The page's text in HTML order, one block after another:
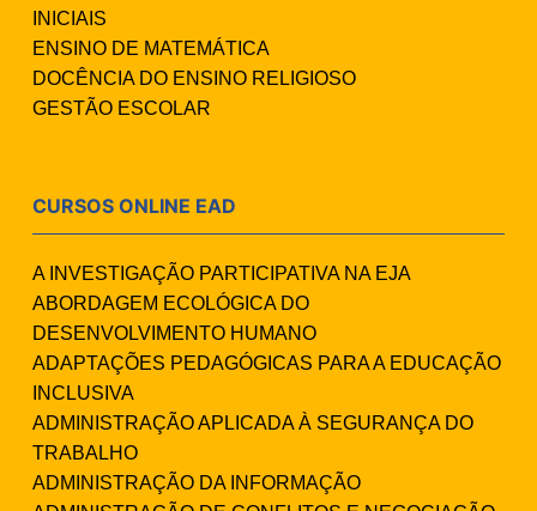
INICIAIS
ENSINO DE MATEMÁTICA
DOCÊNCIA DO ENSINO RELIGIOSO
GESTÃO ESCOLAR
CURSOS ONLINE EAD
A INVESTIGAÇÃO PARTICIPATIVA NA EJA
ABORDAGEM ECOLÓGICA DO
DESENVOLVIMENTO HUMANO
ADAPTAÇÕES PEDAGÓGICAS PARA A EDUCAÇÃO
INCLUSIVA
ADMINISTRAÇÃO APLICADA À SEGURANÇA DO
TRABALHO
ADMINISTRAÇÃO DA INFORMAÇÃO